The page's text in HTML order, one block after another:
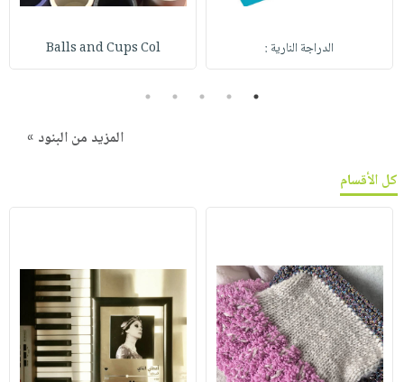
الدراجة النارية : Balls and Cups Col
1
2
3
4
5
المزيد من البنود »
كل الأقسام